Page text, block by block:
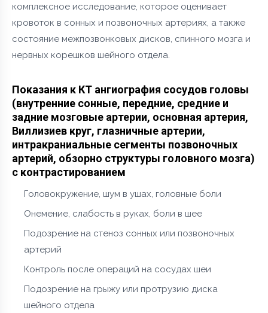
комплексное исследование, которое оценивает
кровоток в сонных и позвоночных артериях, а также
состояние межпозвонковых дисков, спинного мозга и
нервных корешков шейного отдела.
Показания к КТ ангиография сосудов головы
(внутренние сонные, передние, средние и
задние мозговые артерии, основная артерия,
Виллизиев круг, глазничные артерии,
интракраниальные сегменты позвоночных
артерий, обзорно структуры головного мозга)
с контрастированием
Головокружение, шум в ушах, головные боли
Онемение, слабость в руках, боли в шее
Подозрение на стеноз сонных или позвоночных
артерий
Контроль после операций на сосудах шеи
Подозрение на грыжу или протрузию диска
шейного отдела